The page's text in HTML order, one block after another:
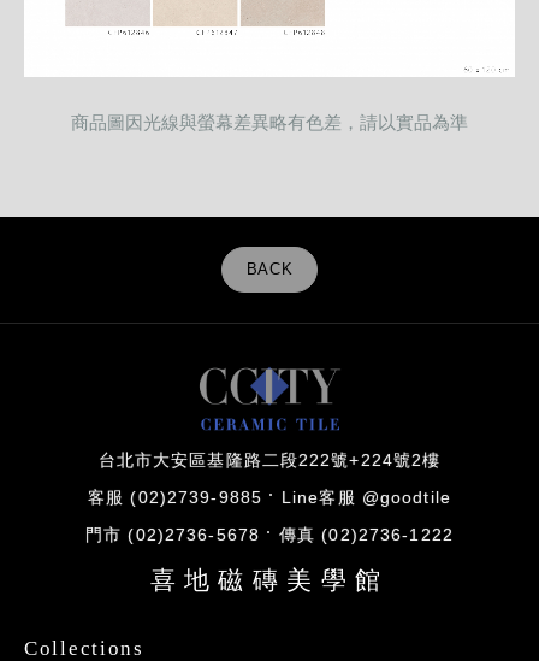
商品圖因光線與螢幕差異略有色差，請以實品為準
BACK
台北市大安區基隆路二段222號+224號2樓
客服 (02)2739-9885 Line客服 @goodtile
門市 (02)2736-5678 傳真 (02)2736-1222
喜地磁磚美學館
Collections